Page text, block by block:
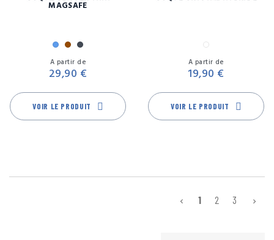
MAGSAFE
BleuMarron
Noir
A partir de
29,90 €
VOIR LE PRODUIT
Transparent
A partir de
19,90 €
VOIR LE PRODUIT
 1 2 3 